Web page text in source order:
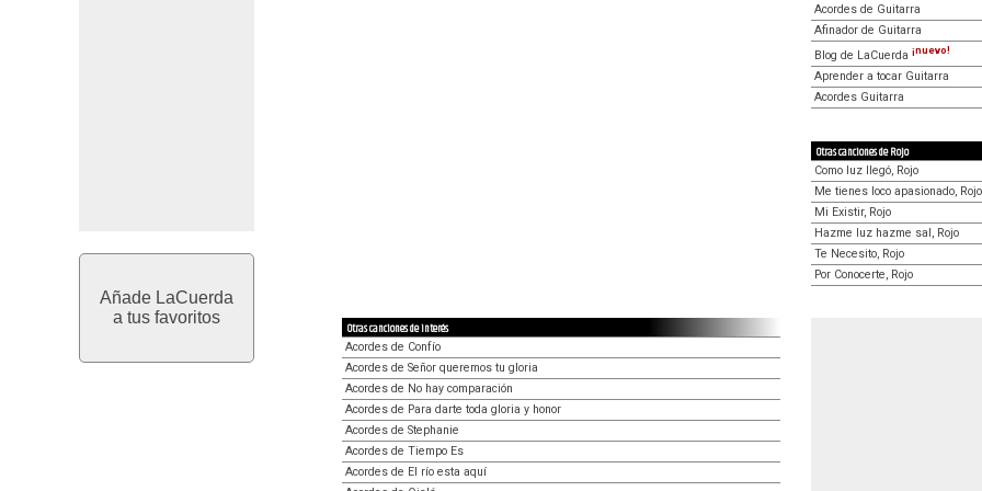
Añade LaCuerda
a tus favoritos
Acordes de Guitarra
Afinador de Guitarra
Blog de LaCuerda ¡nuevo!
Aprender a tocar Guitarra
Acordes Guitarra
Otras canciones de Rojo
Como luz llegó, Rojo
Me tienes loco apasionado, Rojo
Mi Existir, Rojo
Hazme luz hazme sal, Rojo
Te Necesito, Rojo
Por Conocerte, Rojo
Otras canciones de interés
Acordes de Confío
Acordes de Señor queremos tu gloria
Acordes de No hay comparación
Acordes de Para darte toda gloria y honor
Acordes de Stephanie
Acordes de Tiempo Es
Acordes de El río esta aquí